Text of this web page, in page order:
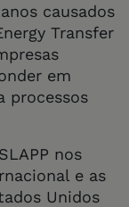
causados
Transfer
em
processos
nos
e as
Unidos